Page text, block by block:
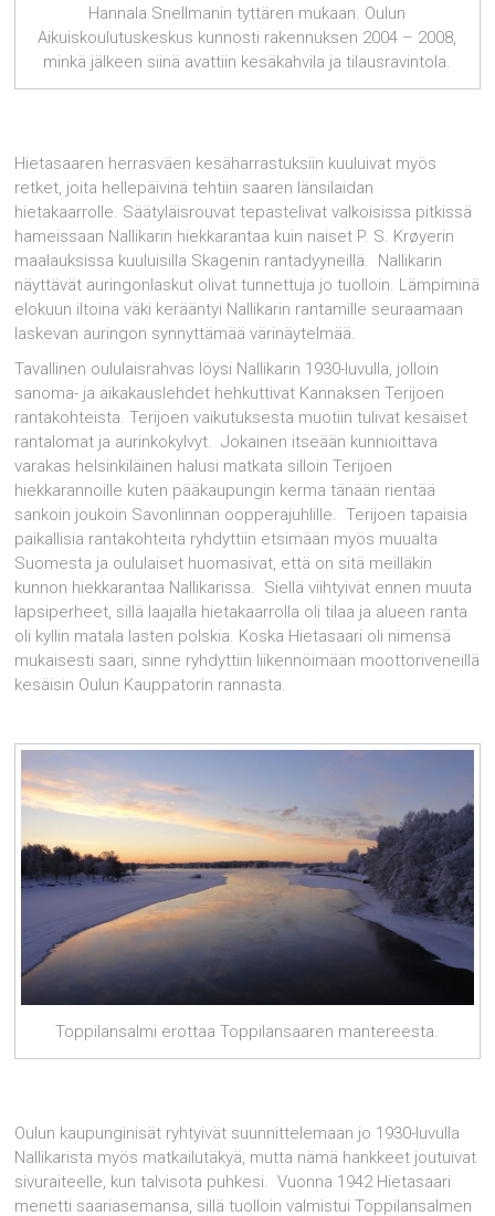
Hannala Snellmanin tyttären mukaan. Oulun
Aikuiskoulutuskeskus kunnosti rakennuksen 2004 – 2008,
minkä jälkeen siinä avattiin kesäkahvila ja tilausravintola.
Hietasaaren herrasväen kesäharrastuksiin kuuluivat myös
retket, joita hellepäivinä tehtiin saaren länsilaidan
hietakaarrolle. Säätyläisrouvat tepastelivat valkoisissa pitkissä
hameissaan Nallikarin hiekkarantaa kuin naiset P. S. Krøyerin
maalauksissa kuuluisilla Skagenin rantadyyneillä. Nallikarin
näyttävät auringonlaskut olivat tunnettuja jo tuolloin. Lämpiminä
elokuun iltoina väki kerääntyi Nallikarin rantamille seuraamaan
laskevan auringon synnyttämää värinäytelmää.
Tavallinen oululaisrahvas löysi Nallikarin 1930-luvulla, jolloin
sanoma- ja aikakauslehdet hehkuttivat Kannaksen Terijoen
rantakohteista. Terijoen vaikutuksesta muotiin tulivat kesäiset
rantalomat ja aurinkokylvyt. Jokainen itseään kunnioittava
varakas helsinkiläinen halusi matkata silloin Terijoen
hiekkarannoille kuten pääkaupungin kerma tänään rientää
sankoin joukoin Savonlinnan oopperajuhlille. Terijoen tapaisia
paikallisia rantakohteita ryhdyttiin etsimään myös muualta
Suomesta ja oululaiset huomasivat, että on sitä meilläkin
kunnon hiekkarantaa Nallikarissa. Siellä viihtyivät ennen muuta
lapsiperheet, sillä laajalla hietakaarrolla oli tilaa ja alueen ranta
oli kyllin matala lasten polskia. Koska Hietasaari oli nimensä
mukaisesti saari, sinne ryhdyttiin liikennöimään moottoriveneillä
kesäisin Oulun Kauppatorin rannasta.
Toppilansalmi erottaa Toppilansaaren mantereesta.
Oulun kaupunginisät ryhtyivät suunnittelemaan jo 1930-luvulla
Nallikarista myös matkailutäkyä, mutta nämä hankkeet joutuivat
sivuraiteelle, kun talvisota puhkesi. Vuonna 1942 Hietasaari
menetti saariasemansa, sillä tuolloin valmistui Toppilansalmen